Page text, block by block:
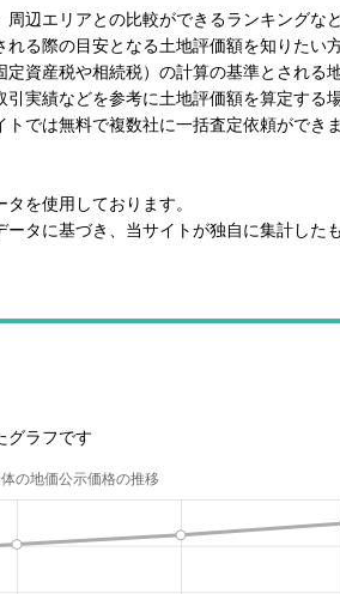
辺エリアとの比較ができるランキングな
る際の目安となる土地評価額を知りたい
資産税や相続税）の計算の基準とされる
実績などを参考に土地評価額を算定する
では無料で複数社に一括査定依頼ができ
を使用しております。
タに基づき、当サイトが独自に集計した
グラフです